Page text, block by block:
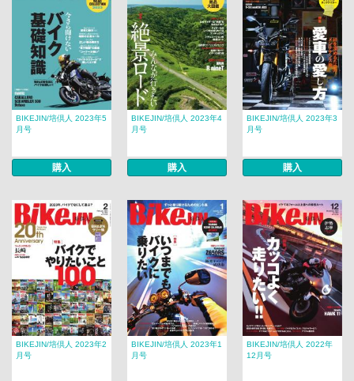
BIKEJIN/培倶人 2023年5
月号
購入
BIKEJIN/培倶人 2023年4
月号
購入
BIKEJIN/培倶人 2023年3
月号
購入
BIKEJIN/培倶人 2023年2
月号
BIKEJIN/培倶人 2023年1
月号
BIKEJIN/培倶人 2022年
12月号